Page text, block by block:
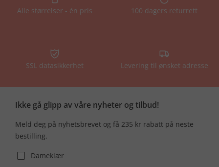
Alle størrelser - én pris 100 dagers returrett
SSL datasikkerhet Levering til ønsket adresse
Ikke gå glipp av våre nyheter og tilbud!
Meld deg på nyhetsbrevet og få 235 kr rabatt på neste
bestilling.
Dameklær